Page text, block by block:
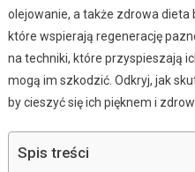
olejowanie, a także zdrowa dieta
które wspierają regenerację
na techniki, które przyspieszają
mogą im szkodzić. Odkryj, jak
by cieszyć się ich pięknem i
Spis treści